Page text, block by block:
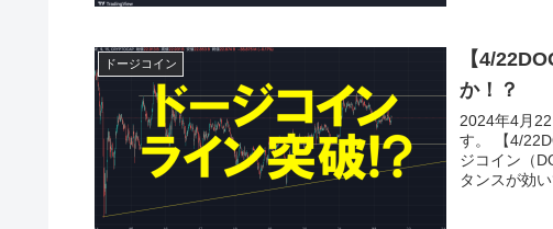
ドージコイン
【4/
か！？
2024年4月
す。 【4/
ジコイン（
タンスが効